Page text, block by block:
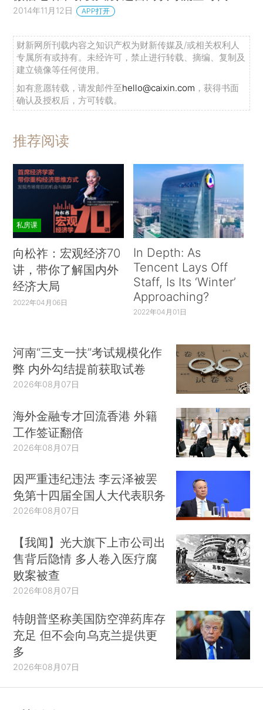
2014年11月12日 APP打开
财新网所刊载内容之知识产权为财新传媒及/或相关权利人
专属所有或持有。未经许可，禁止进行转载、摘编、复制及
建立镜像等任何使用。
如有意愿转载，请发邮件至hello@caixin.com ，获得书面
确认及授权后，方可转载。
推荐阅读
私房课
向松祚：宏观经济70
讲，带你了解国内外
经济大局
2022年04月06日
In Depth: As
Tencent Lays Off
Staff, Is Its ‘Winter’
Approaching?
2022年04月01日
河南“三支一扶”考试规模化作
弊 内外勾结提前获取试卷
2026年08月07日
海外金融专才回流香港 外籍
工作签证翻倍
2026年08月07日
因严重违纪违法 李云泽被罢
免第十四届全国人大代表职务
2026年08月07日
【我闻】光大旗下上市公司出
售背后隐情 多人卷入医疗腐
败案被查
2026年08月07日
特朗普坚称美国防空弹药库存
充足 但不会向乌克兰提供更
多
2026年08月07日